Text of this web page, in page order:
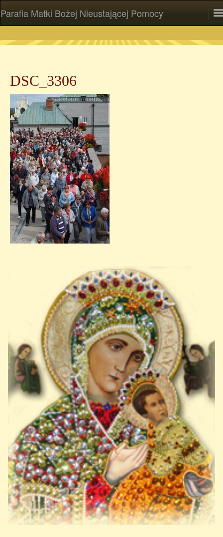
Parafia Matki Bożej Nieustającej Pomocy
DSC_3306